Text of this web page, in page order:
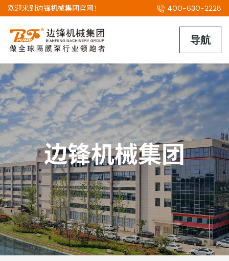
欢迎来到边锋机械集团官网！ 400-630-2228
边锋机械集团